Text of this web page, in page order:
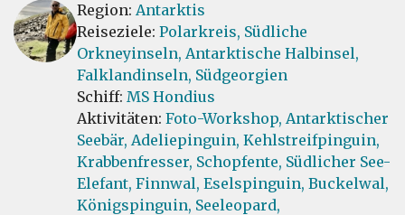
Region: Antarktis
Reiseziele: Polarkreis, Südliche
Orkneyinseln, Antarktische Halbinsel,
Falklandinseln, Südgeorgien
Schiff: MS Hondius
Aktivitäten: Foto-Workshop, Antarktischer
Seebär, Adeliepinguin, Kehlstreifpinguin,
Krabbenfresser, Schopfente, Südlicher See-
Elefant, Finnwal, Eselspinguin, Buckelwal,
Königspinguin, Seeleopard,